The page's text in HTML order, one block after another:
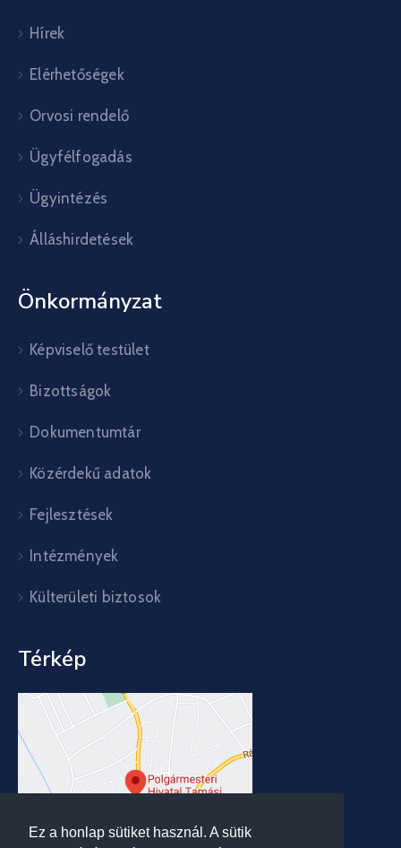
Ez a honlap sütiket használ. A sütik
Hírek
Elérhetőségek
Orvosi rendelő
Ügyfélfogadás
Ügyintézés
Álláshirdetések
Önkormányzat
Képviselő testület
Bizottságok
Dokumentumtár
Közérdekű adatok
Fejlesztések
Intézmények
Külterületi biztosok
Térkép